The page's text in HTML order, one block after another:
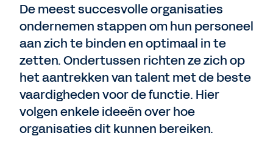
De meest succesvolle organisaties
ondernemen stappen om hun personeel
aan zich te binden en optimaal in te
zetten. Ondertussen richten ze zich op
het aantrekken van talent met de beste
vaardigheden voor de functie. Hier
volgen enkele ideeën over hoe
organisaties dit kunnen bereiken.